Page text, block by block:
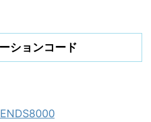
ションコード